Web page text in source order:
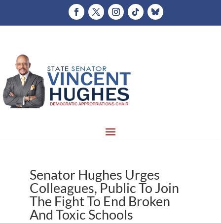
Senator Hughes Urges
Colleagues, Public To Join
The Fight To End Broken
And Toxic Schools